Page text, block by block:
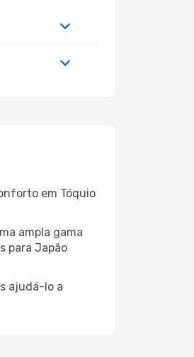
em Tóquio
ampla gama
para Japão
ajudá-lo a